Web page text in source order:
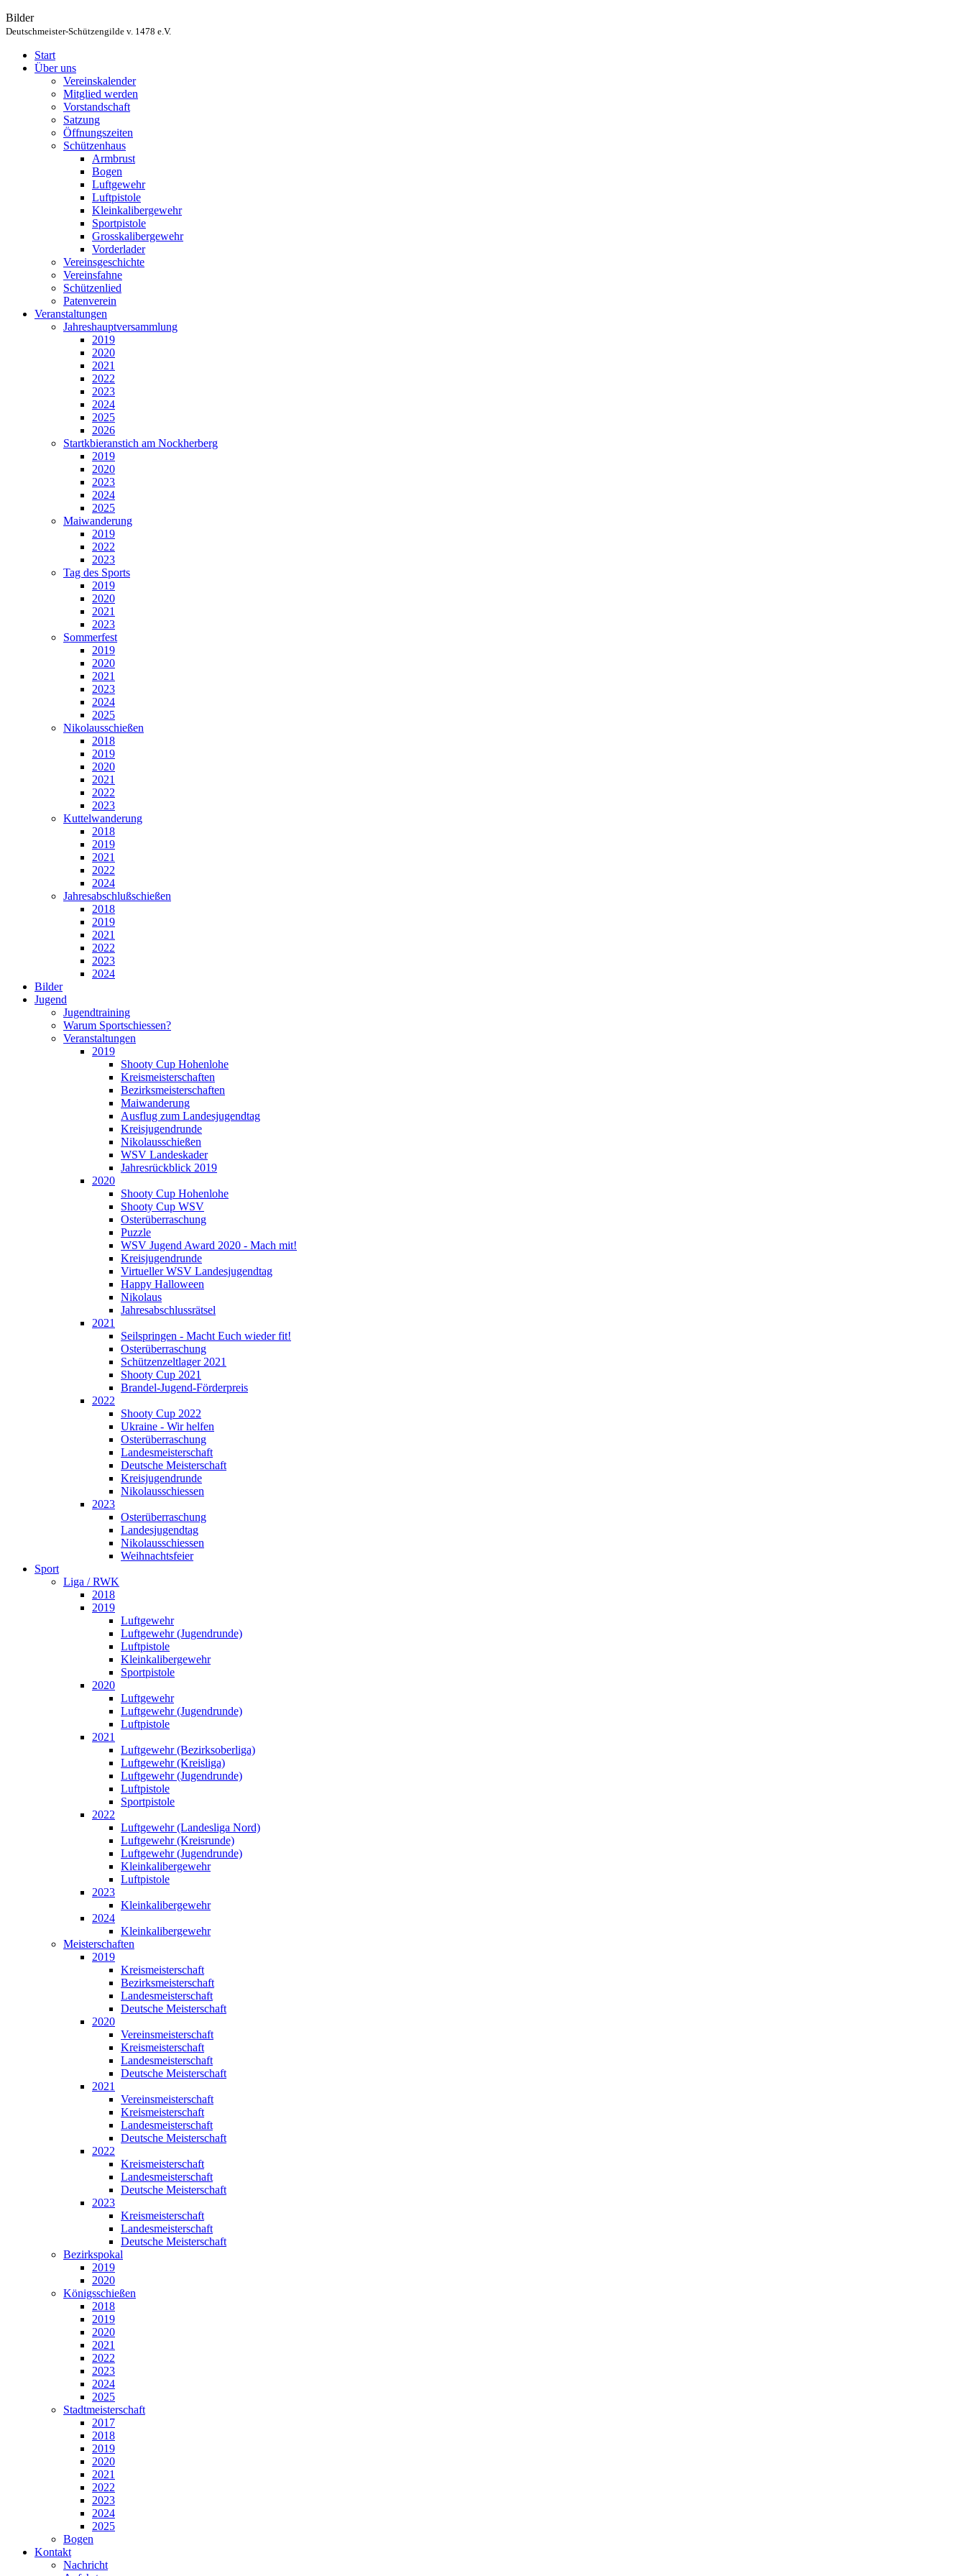
Bilder
Deutschmeister-Schützengilde v. 1478 e.V.
Start
Über uns
Vereinskalender
Mitglied werden
Vorstandschaft
Satzung
Öffnungszeiten
Schützenhaus
Armbrust
Bogen
Luftgewehr
Luftpistole
Kleinkalibergewehr
Sportpistole
Grosskalibergewehr
Vorderlader
Vereinsgeschichte
Vereinsfahne
Schützenlied
Patenverein
Veranstaltungen
Jahreshauptversammlung
2019
2020
2021
2022
2023
2024
2025
2026
Startkbieranstich am Nockherberg
2019
2020
2023
2024
2025
Maiwanderung
2019
2022
2023
Tag des Sports
2019
2020
2021
2023
Sommerfest
2019
2020
2021
2023
2024
2025
Nikolausschießen
2018
2019
2020
2021
2022
2023
Kuttelwanderung
2018
2019
2021
2022
2024
Jahresabschlußschießen
2018
2019
2021
2022
2023
2024
Bilder
Jugend
Jugendtraining
Warum Sportschiessen?
Veranstaltungen
2019
Shooty Cup Hohenlohe
Kreismeisterschaften
Bezirksmeisterschaften
Maiwanderung
Ausflug zum Landesjugendtag
Kreisjugendrunde
Nikolausschießen
WSV Landeskader
Jahresrückblick 2019
2020
Shooty Cup Hohenlohe
Shooty Cup WSV
Osterüberraschung
Puzzle
WSV Jugend Award 2020 - Mach mit!
Kreisjugendrunde
Virtueller WSV Landesjugendtag
Happy Halloween
Nikolaus
Jahresabschlussrätsel
2021
Seilspringen - Macht Euch wieder fit!
Osterüberraschung
Schützenzeltlager 2021
Shooty Cup 2021
Brandel-Jugend-Förderpreis
2022
Shooty Cup 2022
Ukraine - Wir helfen
Osterüberraschung
Landesmeisterschaft
Deutsche Meisterschaft
Kreisjugendrunde
Nikolausschiessen
2023
Osterüberraschung
Landesjugendtag
Nikolausschiessen
Weihnachtsfeier
Sport
Liga / RWK
2018
2019
Luftgewehr
Luftgewehr (Jugendrunde)
Luftpistole
Kleinkalibergewehr
Sportpistole
2020
Luftgewehr
Luftgewehr (Jugendrunde)
Luftpistole
2021
Luftgewehr (Bezirksoberliga)
Luftgewehr (Kreisliga)
Luftgewehr (Jugendrunde)
Luftpistole
Sportpistole
2022
Luftgewehr (Landesliga Nord)
Luftgewehr (Kreisrunde)
Luftgewehr (Jugendrunde)
Kleinkalibergewehr
Luftpistole
2023
Kleinkalibergewehr
2024
Kleinkalibergewehr
Meisterschaften
2019
Kreismeisterschaft
Bezirksmeisterschaft
Landesmeisterschaft
Deutsche Meisterschaft
2020
Vereinsmeisterschaft
Kreismeisterschaft
Landesmeisterschaft
Deutsche Meisterschaft
2021
Vereinsmeisterschaft
Kreismeisterschaft
Landesmeisterschaft
Deutsche Meisterschaft
2022
Kreismeisterschaft
Landesmeisterschaft
Deutsche Meisterschaft
2023
Kreismeisterschaft
Landesmeisterschaft
Deutsche Meisterschaft
Bezirkspokal
2019
2020
Königsschießen
2018
2019
2020
2021
2022
2023
2024
2025
Stadtmeisterschaft
2017
2018
2019
2020
2021
2022
2023
2024
2025
Bogen
Kontakt
Nachricht